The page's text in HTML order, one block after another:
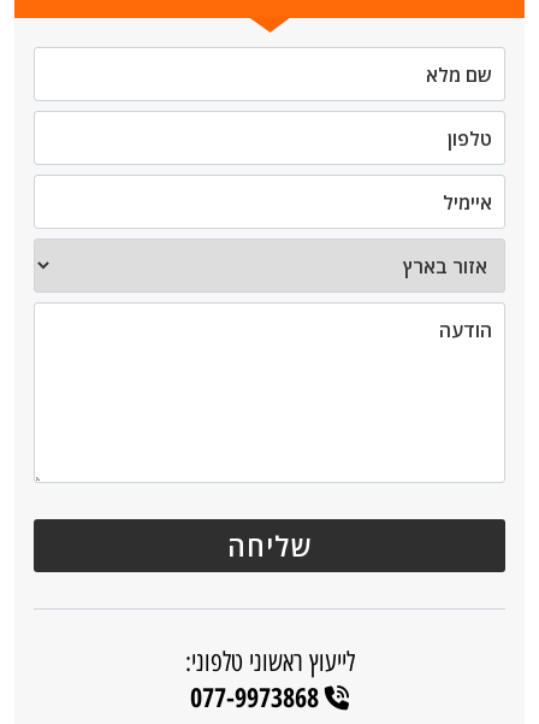
לייעוץ ראשוני טלפוני:
077-9973868